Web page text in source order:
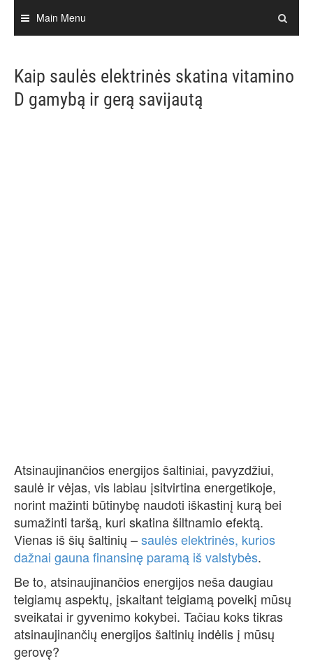
content
Main Menu
Kaip saulės elektrinės skatina vitamino
D gamybą ir gerą savijautą
Atsinaujinančios energijos šaltiniai, pavyzdžiui,
saulė ir vėjas, vis labiau įsitvirtina energetikoje,
norint mažinti būtinybę naudoti iškastinį kurą bei
sumažinti taršą, kuri skatina šiltnamio efektą.
Vienas iš šių šaltinių –saulės elektrinės, kurios
dažnai gauna finansinę paramą iš valstybės.
Be to, atsinaujinančios energijos neša daugiau
teigiamų aspektų, įskaitant teigiamą poveikį mūsų
sveikatai ir gyvenimo kokybei. Tačiau koks tikras
atsinaujinančių energijos šaltinių indėlis į mūsų
gerovę?